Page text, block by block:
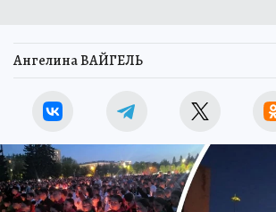
Ангелина ВАЙГЕЛЬ